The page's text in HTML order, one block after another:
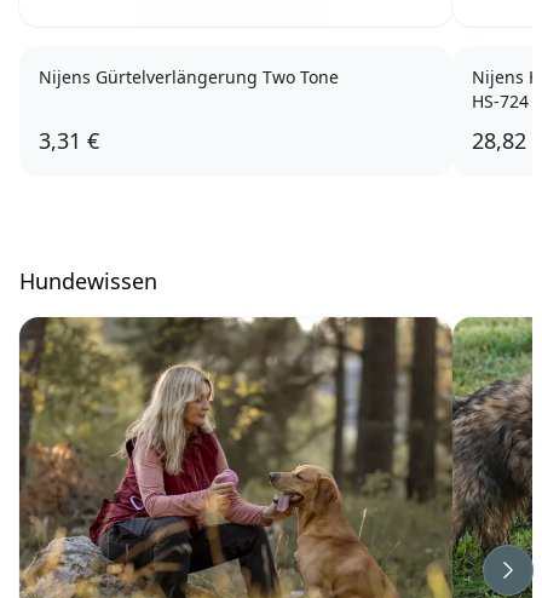
Nijens Gürtelverlängerung Two Tone
3,31 €
Nijens
HS-724
28,82
Hundewissen